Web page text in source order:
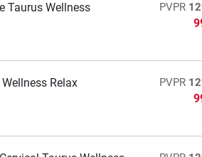
Taurus Wellness PVPR
Relax PVPR